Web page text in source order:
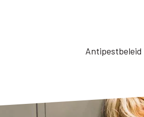
Antipestbeleid